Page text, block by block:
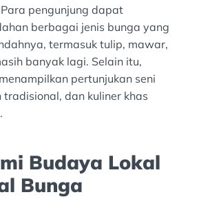
pengunjung dapat
berbagai jenis bunga yang
termasuk tulip, mawar,
banyak lagi. Selain itu,
pertunjukan seni
dan kuliner khas
Budaya Lokal
Bunga